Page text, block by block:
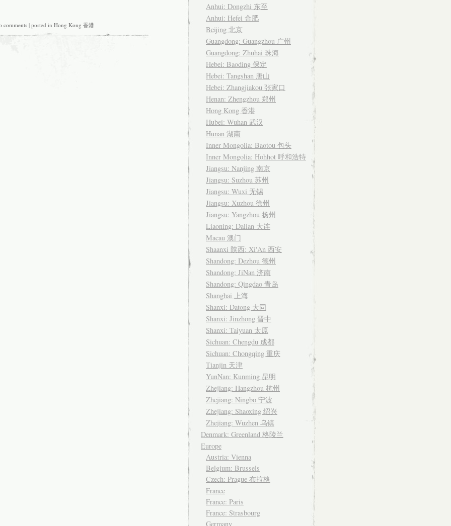
comments| posted in Hong Kong 香港
Anhui: Dongzhi 东至
Anhui: Hefei 合肥
Beijing 北京
Guangdong: Guangzhou 广州
Guangdong: Zhuhai 珠海
Hebei: Baoding 保定
Hebei: Tangshan 唐山
Hebei: Zhangjiakou 张家口
Henan: Zhengzhou 郑州
Hong Kong 香港
Hubei: Wuhan 武汉
Hunan 湖南
Inner Mongolia: Baotou 包头
Inner Mongolia: Hohhot 呼和浩特
Jiangsu: Nanjing 南京
Jiangsu: Suzhou 苏州
Jiangsu: Wuxi 无锡
Jiangsu: Xuzhou 徐州
Jiangsu: Yangzhou 扬州
Liaoning: Dalian 大连
Macau 澳门
Shaanxi 陕西: Xi'An 西安
Shandong: Dezhou 德州
Shandong: JiNan 济南
Shandong: Qingdao 青岛
Shanghai 上海
Shanxi: Datong 大同
Shanxi: Jinzhong 晋中
Shanxi: Taiyuan 太原
Sichuan: Chengdu 成都
Sichuan: Chongqing 重庆
Tianjin 天津
YunNan: Kunming 昆明
Zhejiang: Hangzhou 杭州
Zhejiang: Ningbo 宁波
Zhejiang: Shaoxing 绍兴
Zhejiang: Wuzhen 乌镇
Denmark: Greenland 格陵兰
Europe
Austria: Vienna
Belgium: Brussels
Czech: Prague 布拉格
France
France: Paris
France: Strasbourg
Germany